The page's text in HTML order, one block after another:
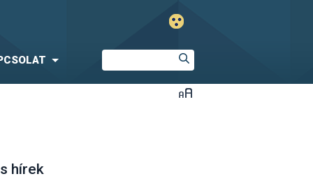
hírek